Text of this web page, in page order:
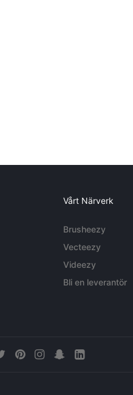
Vårt Närverk
Brusheezy
Vecteezy
Videezy
Bli en leverantör